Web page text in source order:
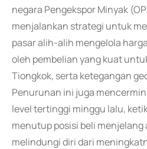
negara Pengekspor Minyak
menjalankan strategi untuk
pasar alih-alih mengelola
oleh pembelian yang kuat
Tiongkok, serta ketegangan
Penurunan ini juga
level tertinggi minggu lalu,
menutup posisi beli
melindungi diri dari